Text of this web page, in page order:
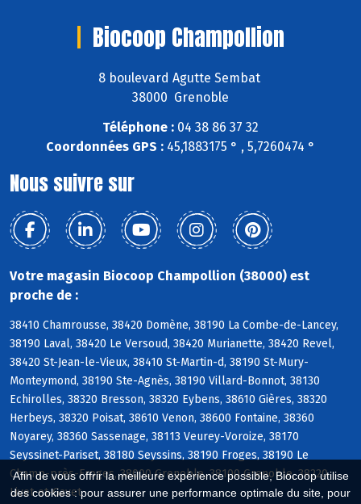
Afin de vous offrir la meilleure expérience possible, Biocoop utilise
des cookies : pour assurer une performance optimale du site, pour
Biocoop Champollion
8 boulevard Agutte Sembat
38000 Grenoble
Téléphone : 04 38 86 37 32
Coordonnées GPS : 45,1883175 ° , 5,7260474 °
Nous suivre sur
Votre magasin Biocoop Champollion (38000) est
proche de :
38410 Chamrousse, 38420 Domène, 38190 La Combe-de-Lancey,
38190 Laval, 38420 Le Versoud, 38420 Murianette, 38420 Revel,
38420 St-Jean-le-Vieux, 38410 St-Martin-d, 38190 St-Mury-
Monteymond, 38190 Ste-Agnès, 38190 Villard-Bonnot, 38130
Echirolles, 38320 Bresson, 38320 Eybens, 38610 Gières, 38320
Herbeys, 38320 Poisat, 38610 Venon, 38600 Fontaine, 38360
Noyarey, 38360 Sassenage, 38113 Veurey-Voroize, 38170
Seyssinet-Pariset, 38180 Seyssins, 38190 Froges, 38190 Le
Champ-près-Froges, 38000 Grenoble, 38100 Grenoble, 38220
Livet-et-Gavet